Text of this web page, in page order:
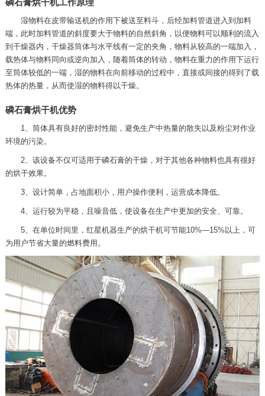
磷石膏烘干机工作原理
湿物料在皮带输送机的作用下被送至料斗，后经加料管道进入到加料
端，此时加料管道的斜度要大于物料的自然斜角，以便物料可以顺利的流入
到干燥器内，干燥器筒体与水平线有一定的夹角，物料从较高的一端加入，
载热体与物料同向或逆向加入，随着筒体的转动，物料在重力的作用下运行
至筒体较低的一端，湿的物料在向前移动的过程中，直接或间接的得到了载
热体的热量，从而使湿的物料得以干燥。
磷石膏烘干机优势
1、筒体具有良好的密封性能，避免生产中热量的散失以及粉尘对作业
环境的污染。
2、该设备不仅可适用于磷石膏的干燥，对于其他各种物料也具有很好
的烘干效果。
3、设计简单，占地面积小，用户操作便利，运营成本降低。
4、运行较为平稳，且噪音低，使设备在生产中更加的安全、可靠。
5、在单位时间里，红星机器生产的烘干机可节能10%—15%以上，可
为用户节省大量的燃料费用。